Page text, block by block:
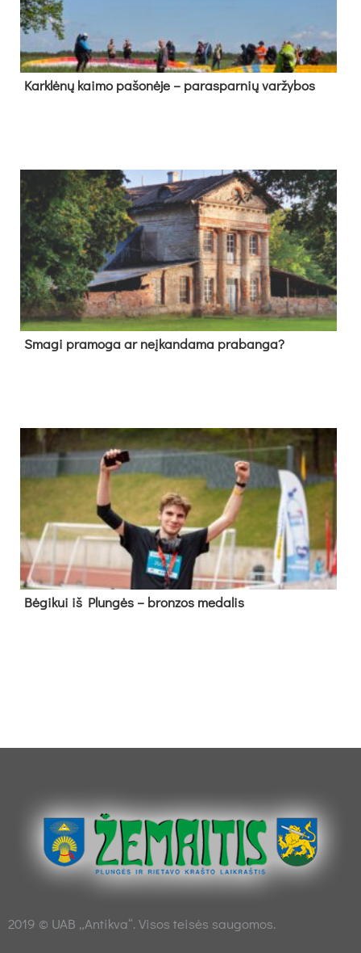
Kark­lė­nų kai­mo pa­šo­nė­je – pa­ras­par­nių var­žy­bos
Sma­gi pra­mo­ga ar neį­kan­da­ma pra­ban­ga?
Bė­gi­kui iš Plun­gės – bron­zos me­da­lis
2019 © UAB „Antikva“. Visos teisės saugomos.